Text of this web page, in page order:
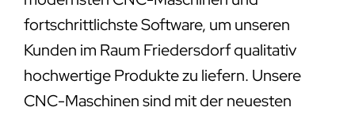
fortschrittlichste Software, um unseren
Kunden im Raum Friedersdorf qualitativ
hochwertige Produkte zu liefern. Unsere
CNC-Maschinen sind mit der neuesten